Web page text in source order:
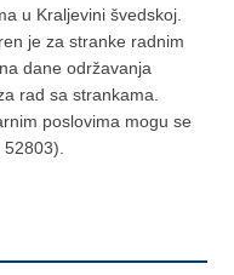
u Kraljevini švedskoj.
je za stranke radnim
dane održavanja
rad sa strankama.
poslovima mogu se